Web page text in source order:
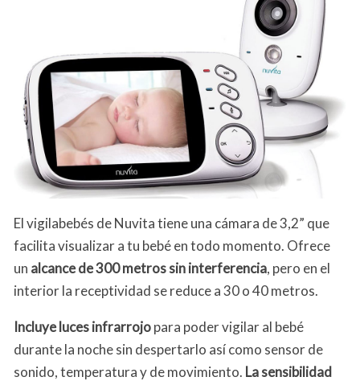
El vigilabebés de Nuvita tiene una cámara de 3,2” que
facilita visualizar a tu bebé en todo momento. Ofrece
un alcance de 300 metros sin interferencia, pero en el
interior la receptividad se reduce a 30 o 40 metros.
Incluye luces infrarrojopara poder vigilar al bebé
durante la noche sin despertarlo así como sensor de
sonido, temperatura y de movimiento. La sensibilidad